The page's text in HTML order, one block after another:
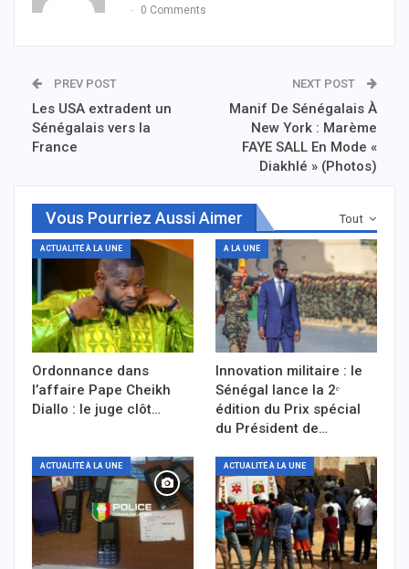
0 Comments
PREV POST
Les USA extradent un
Sénégalais vers la
France
NEXT POST
Manif De Sénégalais À
New York : Marème
FAYE SALL En Mode «
Diakhlé » (Photos)
Tout
Vous Pourriez Aussi Aimer
ACTUALITÉ À LA UNE
Ordonnance dans
l’affaire Pape Cheikh
Diallo : le juge clôt…
A LA UNE
Innovation militaire : le
Sénégal lance la 2ᵉ
édition du Prix spécial
du Président de…
ACTUALITÉ À LA UNE ACTUALITÉ À LA UNE